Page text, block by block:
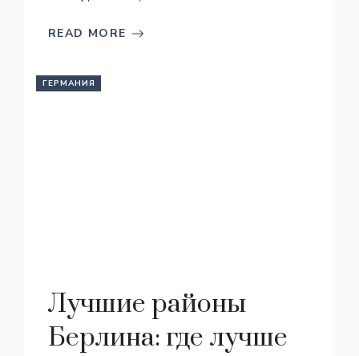
READ MORE
ГЕРМАНИЯ
Лучшие районы
Берлина: где лучше